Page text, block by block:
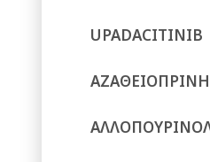
UPADACITINIB
ΑΖΑΘΕΙΟΠΡΙΝΗ